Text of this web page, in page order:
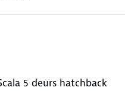
5 deurs hatchback